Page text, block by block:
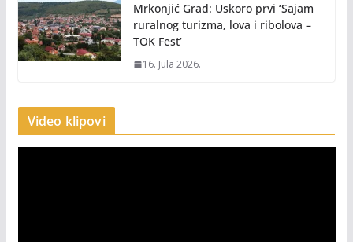
Mrkonjić Grad: Uskoro prvi ‘Sajam
ruralnog turizma, lova i ribolova –
TOK Fest’
16. Jula 2026.
Video klipovi